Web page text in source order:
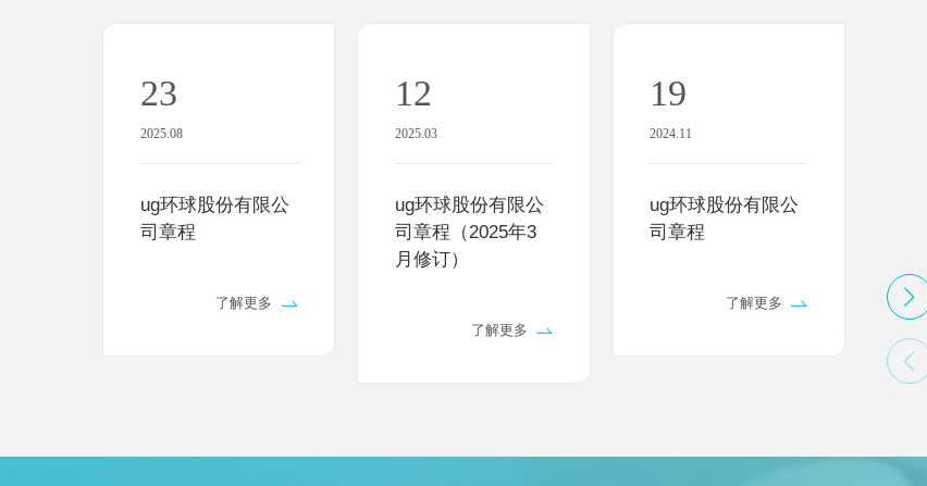
23
2025.08
ug环球股份有限公
司章程
了解更多
12
2025.03
ug环球股份有限公
司章程（2025年3
月修订）
了解更多
19
2024.11
ug环球股份有限公
司章程
了解更多